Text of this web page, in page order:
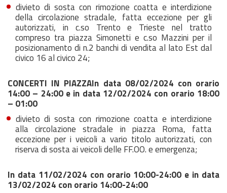
divieto di sosta con rimozione coatta e interdizione
della circolazione stradale, fatta eccezione per gli
autorizzati, in c.so Trento e Trieste nel tratto
compreso tra piazza Simonetti e c.so Mazzini per il
posizionamento di n.2 banchi di vendita al lato Est dal
civico 16 al civico 24;
CONCERTI IN PIAZZAIn data 08/02/2024 con orario
14:00 – 24:00 e in data 12/02/2024 con orario 18:00
– 01:00
divieto di sosta con rimozione coatta e interdizione
alla circolazione stradale in piazza Roma, fatta
eccezione per i veicoli a vario titolo autorizzati, con
riserva di sosta ai veicoli delle FF.OO. e emergenza;
In data 11/02/2024 con orario 10:00-24:00 e in data
13/02/2024 con orario 14:00-24:00